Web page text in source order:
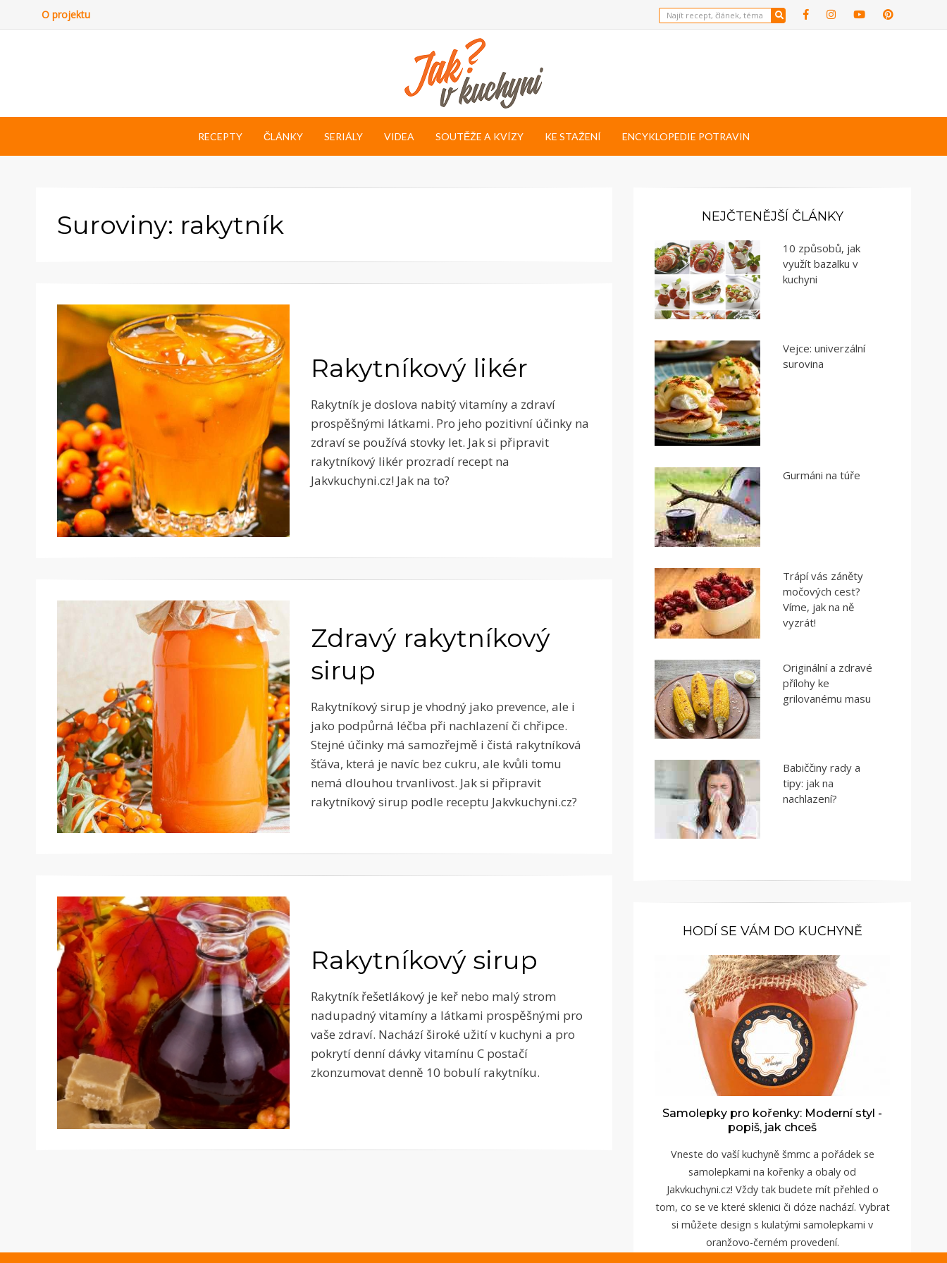
O projektu
RECEPTY ČLÁNKY SERIÁLY VIDEA SOUTĚŽE A KVÍZY KE STAŽENÍ ENCYKLOPEDIE POTRAVIN
Suroviny: rakytník
Rakytníkový likér
Rakytník je doslova nabitý vitamíny a zdraví
prospěšnými látkami. Pro jeho pozitivní účinky na
zdraví se používá stovky let. Jak si připravit
rakytníkový likér prozradí recept na
Jakvkuchyni.cz! Jak na to?
Zdravý rakytníkový
sirup
Rakytníkový sirup je vhodný jako prevence, ale i
jako podpůrná léčba při nachlazení či chřipce.
Stejné účinky má samozřejmě i čistá rakytníková
šťáva, která je navíc bez cukru, ale kvůli tomu
nemá dlouhou trvanlivost. Jak si připravit
rakytníkový sirup podle receptu Jakvkuchyni.cz?
Rakytníkový sirup
Rakytník řešetlákový je keř nebo malý strom
nadupadný vitamíny a látkami prospěšnými pro
vaše zdraví. Nachází široké užití v kuchyni a pro
pokrytí denní dávky vitamínu C postačí
zkonzumovat denně 10 bobulí rakytníku.
NEJČTENĚJŠÍ ČLÁNKY
10 způsobů, jak
využít bazalku v
kuchyni
Vejce: univerzální
surovina
Gurmáni na túře
Trápí vás záněty
močových cest?
Víme, jak na ně
vyzrát!
Originální a zdravé
přílohy ke
grilovanému masu
Babiččiny rady a
tipy: jak na
nachlazení?
HODÍ SE VÁM DO KUCHYNĚ
Samolepky pro kořenky: Moderní styl -
popiš, jak chceš
Vneste do vaší kuchyně šmrnc a pořádek se
samolepkami na kořenky a obaly od
Jakvkuchyni.cz! Vždy tak budete mít přehled o
tom, co se ve které sklenici či dóze nachází. Vybrat
si můžete design s kulatými samolepkami v
oranžovo-černém provedení.